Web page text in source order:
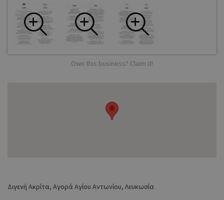
μπροστά από τις κλειστές πόρτες των μαγαζιών και το
καλοκαίρι βγαίνουν στο πεζοδρόμιο, όπου παρά την
εγγύτητα στον πολυάσχολο δρόμο, ο χώρος αποπνέει
χαλαρότητα, με χαμηλό φωτισμό και διάσπαρτη
BBQ σως. Ακολουθούν τέσσερις μοναδικές και
ευφάνταστες σαλάτες και δυο είδη πιαντίνας (piadina -
διαφορετικές εκδοχές που περιλαμβάνουν το καινοτόμο
Own this business? Claim it!
Διγενή Ακρίτα, Αγορά Αγίου Αντωνίου, Λευκωσία